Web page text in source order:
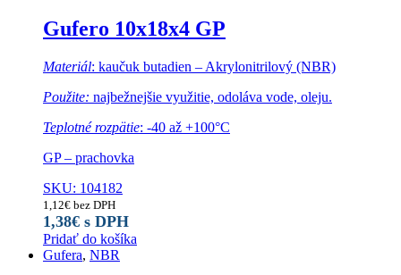
Gufero 10x18x4 GP
Materiál: kaučuk butadien – Akrylonitrilový (NBR)
Použite: najbežnejšie využitie, odoláva vode, oleju.
Teplotné rozpätie: -40 až +100°C
GP – prachovka
SKU: 104182
1,12€ bez DPH
1,38€ s DPH
Pridať do košíka
Gufera, NBR